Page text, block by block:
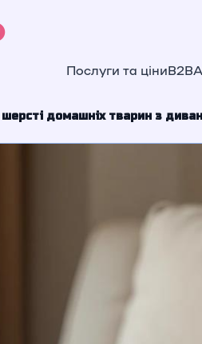
Послуги та ціниB2B
домашніх тварин з